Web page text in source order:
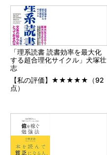
「理系読書 読書効率を最大化
する超合理化サイクル」犬塚壮
志
【私の評価】★★★★★（92
点）